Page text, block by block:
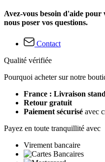
Avez-vous besoin d'aide pour
nous poser vos questions.
Contact
Qualité vérifiée
Pourquoi acheter sur notre
France : Livraison
Retour gratuit
Paiement sécurisé avec
Payez en toute tranquillité avec
Virement bancaire